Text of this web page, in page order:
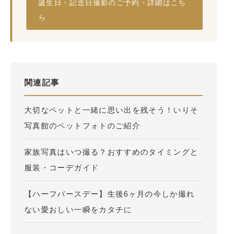
誕生日・記念日撮影のご予約・詳細はこち
ら
関連記事
大切なペットと一緒に思い出を残そう！いりそ
写真館のペットフォトのご紹介
家族写真はいつ撮る？おすすめのタイミングと
服装・コーデガイド
【ハーフバースデー】生後6ヶ月の今しか撮れ
ない愛おしい一瞬をカタチに